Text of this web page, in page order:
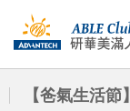
【爸氣生活節】